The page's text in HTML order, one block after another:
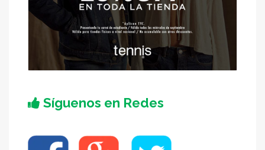
Síguenos en Redes